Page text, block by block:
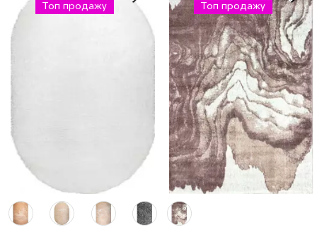
Топ продажу
2.0 x 2.9 м 7981 грн
Топ продажу